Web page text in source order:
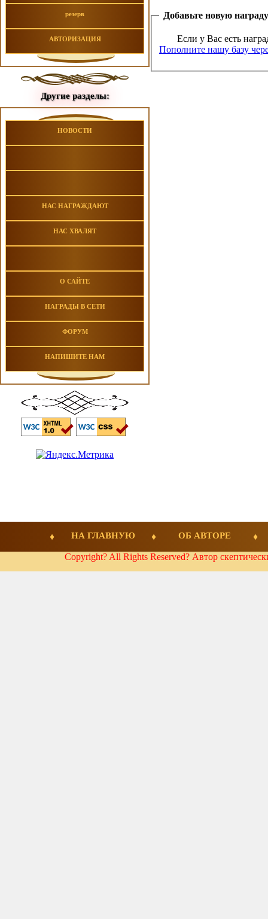
резерв
АВТОРИЗАЦИЯ
Другие разделы:
НОВОСТИ
НАС НАГРАЖДАЮТ
НАС ХВАЛЯТ
О САЙТЕ
НАГРАДЫ В СЕТИ
ФОРУМ
НАПИШИТЕ НАМ
Добавьте новую награду
Если у Вас есть
Пополните нашу базу
НА ГЛАВНУЮ ОБ АВТОРЕ
Copyright? All Rights Reserved? Автор